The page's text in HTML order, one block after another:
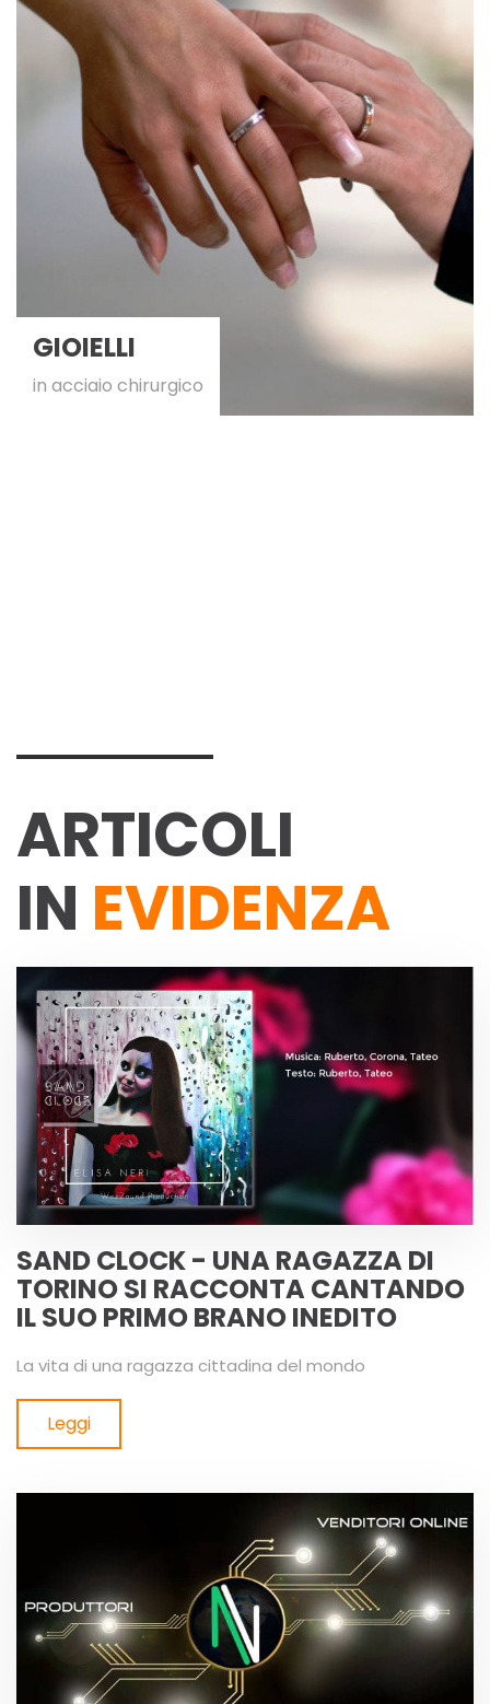
GIOIELLI
in acciaio chirurgico
ARTICOLI
IN EVIDENZA
SAND CLOCK - UNA RAGAZZA DI
TORINO SI RACCONTA CANTANDO
IL SUO PRIMO BRANO INEDITO
La vita di una ragazza cittadina del mondo
Leggi